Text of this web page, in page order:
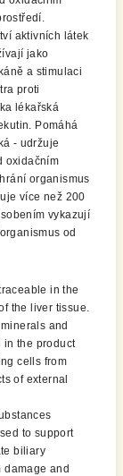
aktivních látek
jako
a stimulaci
proti
lékařská
Pomáhá
- udržuje
oxidačním
organismus
více než 200
vykazují
od
in the
the liver tissue.
and
in the product
cells from
of external
to support
biliary
and